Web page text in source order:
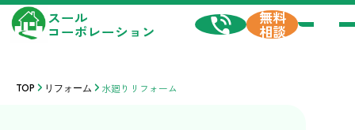
スール
コーポレーション
無料
相談
TOP リフォーム 水廻りリフォーム